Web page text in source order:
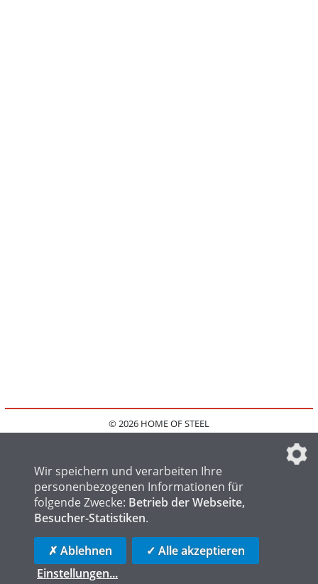
© 2026 HOME OF STEEL
IMPRESSUM
FAQ
DATENSCHUTZEINSTELLUNGEN
HOME OF LOGISTICS
Wir speichern und verarbeiten Ihre
personenbezogenen Informationen für
folgende Zwecke: Betrieb der Webseite,
Besucher-Statistiken.
✗ Ablehnen
✓ Alle akzeptieren
Einstellungen...